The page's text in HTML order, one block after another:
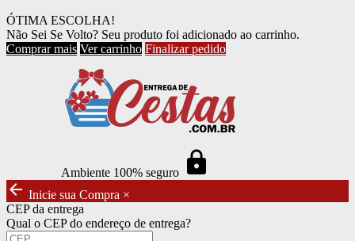
ÓTIMA ESCOLHA!
Não Sei Se Volto? Seu produto foi adicionado ao carrinho.
Comprar mais Ver carrinho Finalizar pedido
Ambiente 100% seguro https
arrow_back Inicie sua Compra ×
CEP da entrega
Qual o CEP do endereço de entrega?